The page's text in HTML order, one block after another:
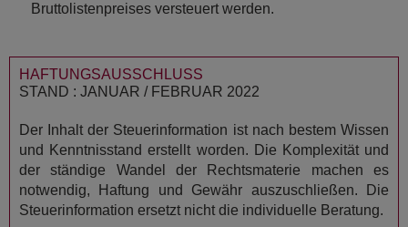
Bruttolistenpreises versteuert werden.
HAFTUNGSAUSSCHLUSS
STAND : JANUAR / FEBRUAR 2022
Der Inhalt der Steuerinformation ist nach bestem Wissen
und Kenntnisstand erstellt worden. Die Komplexität und
der ständige Wandel der Rechtsmaterie machen es
notwendig, Haftung und Gewähr auszuschließen. Die
Steuerinformation ersetzt nicht die individuelle Beratung.